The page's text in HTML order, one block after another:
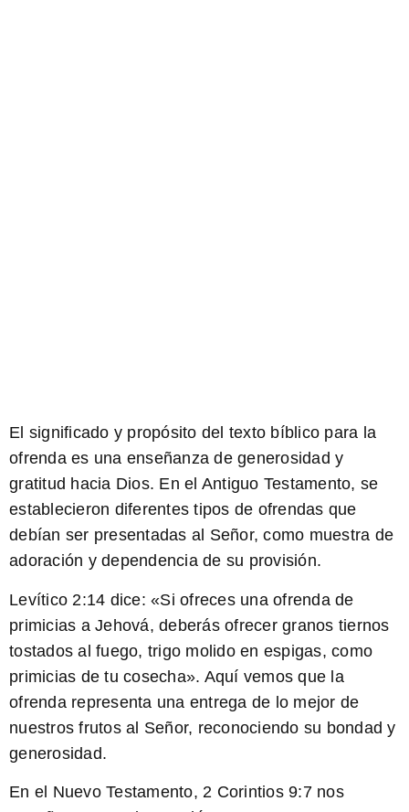
El significado y propósito del texto bíblico para la
ofrenda es una enseñanza de generosidad y
gratitud hacia Dios. En el Antiguo Testamento, se
establecieron diferentes tipos de ofrendas que
debían ser presentadas al Señor, como muestra de
adoración y dependencia de su provisión.
Levítico 2:14 dice: «Si ofreces una ofrenda de
primicias a Jehová, deberás ofrecer granos tiernos
tostados al fuego, trigo molido en espigas, como
primicias de tu cosecha». Aquí vemos que la
ofrenda representa una entrega de lo mejor de
nuestros frutos al Señor, reconociendo su bondad y
generosidad.
En el Nuevo Testamento, 2 Corintios 9:7nos